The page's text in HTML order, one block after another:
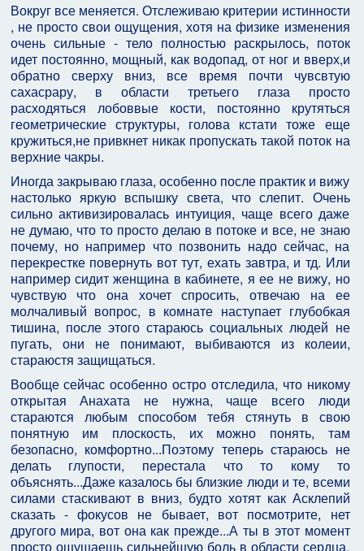
Вокруг все меняется. Отслеживаю критерии истинности
, не просто свои ощущения, хотя на физике изменения
очень сильные - тело полностью раскрылось, поток
идет постоянно, мощный, как водопад, от ног и вверх,и
обратно сверху вниз, все время почти чувсвтую
сахасрару, в области третьего глаза просто
расходяться лобоввые кости, постоянно крутяться
геометрические структуры, голова кстати тоже еще
кружиться,не привкнет никак пропускать такой поток на
верхние чакры.
Иногда закрываю глаза, особенно после практик и вижу
настолько яркую вспышку света, что слепит. Очень
сильно активизировалась интуиция, чаще всего даже
не думаю, что то просто делаю в потоке и все, не знаю
почему, но например что позвонить надо сейчас, на
перекрестке повернуть вот тут, ехать завтра, и тд. Или
например сидит женщина в кабинете, я ее не вижу, но
чувствую что она хочет спросить, отвечаю на ее
молчаливый вопрос, в комнате наступает глубобкая
тишина, после этого стараюсь социальных людей не
пугать, они не понимают, выбиваются из колеии,
стараюстя защищаться.
Вообще сейчас особенно остро отследила, что никому
открытая Анахата не нужна, чаще всего люди
стараются любым способом тебя стянуть в свою
понятную им плоскость, их можно понять, там
безопасно, комфортно...Поэтому теперь стараюсь не
делать глупости, перестала что то кому то
объяснять...Даже казалось бы близкие люди и те, всеми
силами стаскивают в вниз, будто хотят как Асклепий
сказать - фокусов не бывает, вот посмотрите, нет
другого мира, вот она как прежде...А ты в этот момент
просто ощущаешь сильнейшую боль в области сердца,